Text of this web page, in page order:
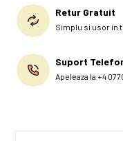
Retur Gratuit
Simplu si usor in
Suport
Apeleaza la +4